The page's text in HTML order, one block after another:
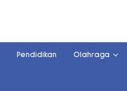
Pendidikan Olahraga